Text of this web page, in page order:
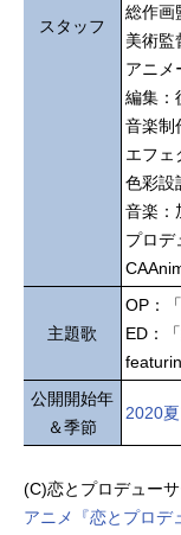
スタッフ
総作画
美術監
アニメ
編集：
音楽制
エフェ
色彩設
音楽：
プロ
主題歌
OP：
ED：
公開開始年
＆季節
2020
(C)恋とプロデュー
アニメ『恋とプロデ